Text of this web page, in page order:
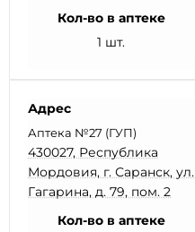
Кол-во в аптеке
1 шт.
Адрес
Аптека №27 (ГУП)
430027, Республика
Мордовия, г. Саранск, ул.
Гагарина, д. 79, пом. 2
Кол-во в аптеке